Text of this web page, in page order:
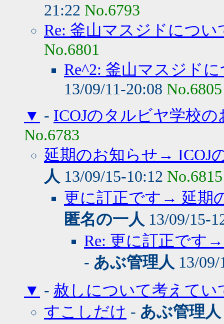
21:22 No.6793
Re: 釜山マスジドについ
No.6801
Re^2: 釜山マスジド
13/09/11-20:08 No.6805
▼ - ICOJのタルビヤ学校の
No.6783
延期のお知らせ→ ICOJ
人 13/09/15-10:12 No.6815
更に訂正です→ 延期
匿名の一人 13/09/15-
Re: 更に訂正です
- あぶ管理人 13/
▼ - 赦しについて考えてい
すこしだけ - あぶ管理人